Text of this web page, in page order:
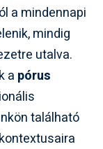
a mindennapi
mindig
utalva.
a pórus
található